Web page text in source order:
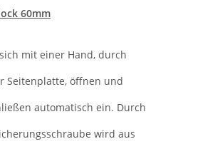
60mm
mit einer Hand, durch
Seitenplatte, öffnen und
automatisch ein. Durch
wird aus